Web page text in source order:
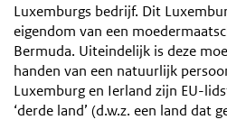
Luxemburgs bedrijf. Dit
eigendom van een
Bermuda. Uiteindelijk is deze
handen van een natuurlijk
Luxemburg en Ierland zijn EU-
‘derde land’ (d.w.z. een land dat